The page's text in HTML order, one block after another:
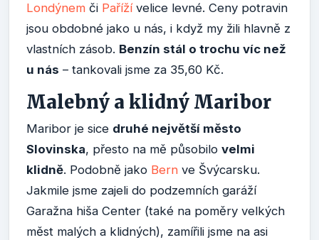
Londýnem či Pařížívelice levné. Ceny potravin
jsou obdobné jako u nás, i když my žili hlavně z
vlastních zásob. Benzín stál o trochu víc než
u nás – tankovali jsme za 35,60 Kč.
Malebný a klidný Maribor
Maribor je sice druhé největší město
Slovinska, přesto na mě působilo velmi
klidně. Podobně jako Bern ve Švýcarsku.
Jakmile jsme zajeli do podzemních garáží
Garažna hiša Center (také na poměry velkých
měst malých a klidných), zamířili jsme na asi